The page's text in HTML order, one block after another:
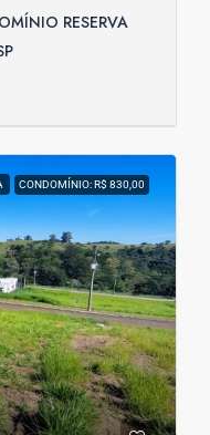
RESERVA
CONDOMÍNIO: R$ 830,00